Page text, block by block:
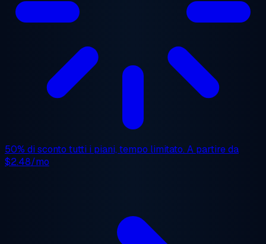
50% di sconto tutti i piani, tempo limitato. A partire da
$2.48/mo